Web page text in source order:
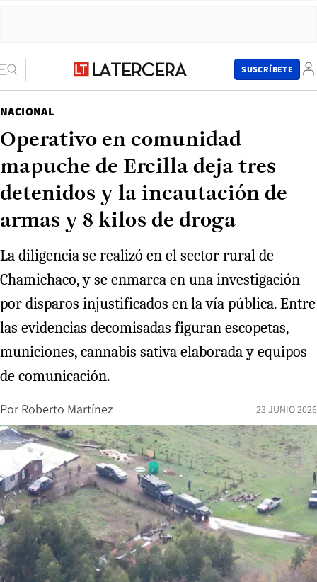
SUSCRÍBETE
NACIONAL
Operativo en comunidad
mapuche de Ercilla deja tres
detenidos y la incautación de
armas y 8 kilos de droga
La diligencia se realizó en el sector rural de
Chamichaco, y se enmarca en una investigación
por disparos injustificados en la vía pública. Entre
las evidencias decomisadas figuran escopetas,
municiones, cannabis sativa elaborada y equipos
de comunicación.
Por Roberto Martínez 23 JUNIO 2026